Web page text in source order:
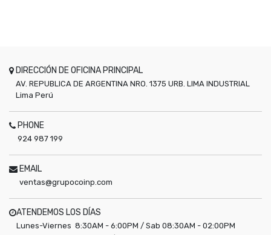
DIRECCIÓN DE OFICINA PRINCIPAL
AV. REPUBLICA DE ARGENTINA NRO. 1375 URB. LIMA INDUSTRIAL
Lima Perú
PHONE
924 987 199
EMAIL
ventas@grupocoinp.com
ATENDEMOS LOS DÍAS
Lunes-Viernes 8:30AM - 6:00PM / Sab 08:30AM - 02:00PM